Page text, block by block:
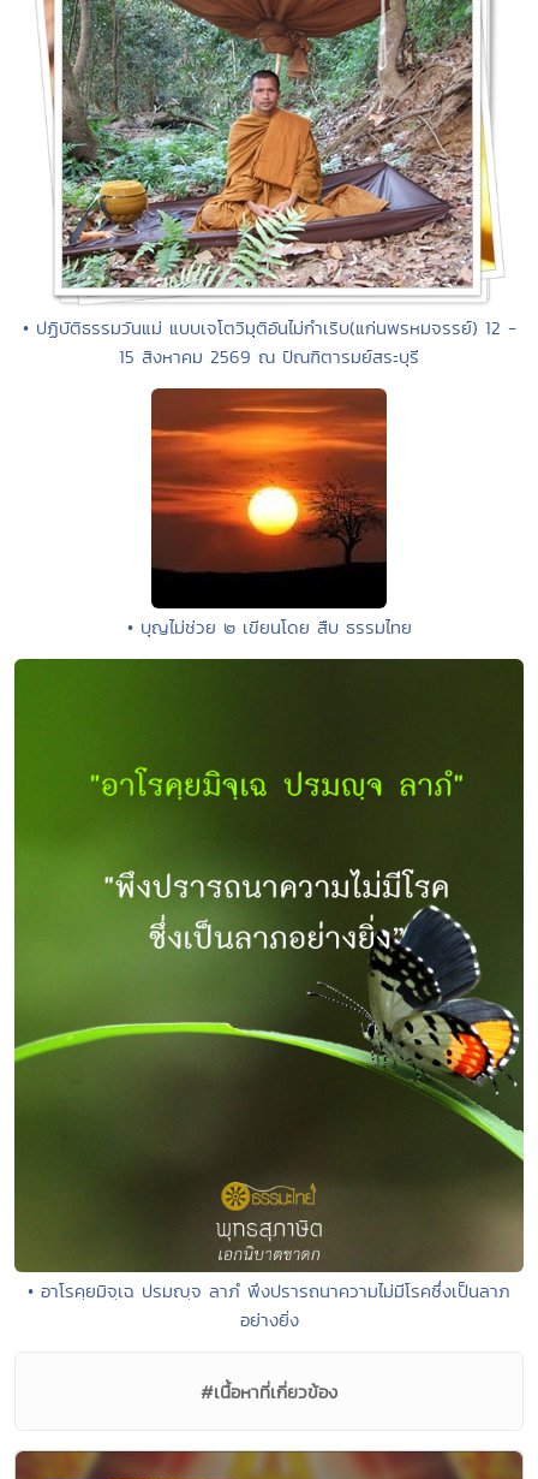
• ปฏิบัติธรรมวันแม่ แบบเจโตวิมุติอันไม่กำเริบ(แก่นพรหมจรรย์) 12 -
15 สิงหาคม 2569 ณ ปัณฑิตารมย์สระบุรี
• บุญไม่ช่วย ๒ เขียนโดย สืบ ธรรมไทย
• อาโรคฺยมิจฺเฉ ปรมญฺจ ลาภํ พึงปรารถนาความไม่มีโรคซึ่งเป็นลาภ
อย่างยิ่ง
#เนื้อหาที่เกี่ยวข้อง